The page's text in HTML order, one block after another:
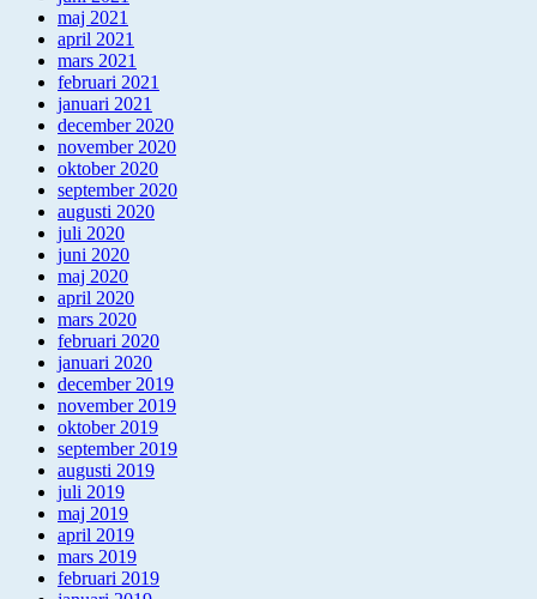
maj 2021
april 2021
mars 2021
februari 2021
januari 2021
december 2020
november 2020
oktober 2020
september 2020
augusti 2020
juli 2020
juni 2020
maj 2020
april 2020
mars 2020
februari 2020
januari 2020
december 2019
november 2019
oktober 2019
september 2019
augusti 2019
juli 2019
maj 2019
april 2019
mars 2019
februari 2019